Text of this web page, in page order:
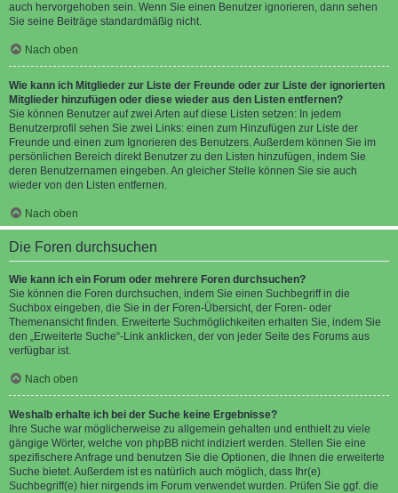
auch hervorgehoben sein. Wenn Sie einen Benutzer ignorieren, dann sehen
Sie seine Beiträge standardmäßig nicht.
Nach oben
Wie kann ich Mitglieder zur Liste der Freunde oder zur Liste der ignorierten
Mitglieder hinzufügen oder diese wieder aus den Listen entfernen?
Sie können Benutzer auf zwei Arten auf diese Listen setzen: In jedem
Benutzerprofil sehen Sie zwei Links: einen zum Hinzufügen zur Liste der
Freunde und einen zum Ignorieren des Benutzers. Außerdem können Sie im
persönlichen Bereich direkt Benutzer zu den Listen hinzufügen, indem Sie
deren Benutzernamen eingeben. An gleicher Stelle können Sie sie auch
wieder von den Listen entfernen.
Nach oben
Die Foren durchsuchen
Wie kann ich ein Forum oder mehrere Foren durchsuchen?
Sie können die Foren durchsuchen, indem Sie einen Suchbegriff in die
Suchbox eingeben, die Sie in der Foren-Übersicht, der Foren- oder
Themenansicht finden. Erweiterte Suchmöglichkeiten erhalten Sie, indem Sie
den „Erweiterte Suche“-Link anklicken, der von jeder Seite des Forums aus
verfügbar ist.
Nach oben
Weshalb erhalte ich bei der Suche keine Ergebnisse?
Ihre Suche war möglicherweise zu allgemein gehalten und enthielt zu viele
gängige Wörter, welche von phpBB nicht indiziert werden. Stellen Sie eine
spezifischere Anfrage und benutzen Sie die Optionen, die Ihnen die erweiterte
Suche bietet. Außerdem ist es natürlich auch möglich, dass Ihr(e)
Suchbegriff(e) hier nirgends im Forum verwendet wurden. Prüfen Sie ggf. die